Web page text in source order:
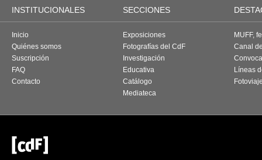
INSTITUCIONALES SECCIONES
Inicio
Quiénes somos
Suscripción
FAQ
Contacto
Exposiciones
Fotografías del CdF
Investigación
Educativa
Catálogo
Mediateca
MUFF,
Canal
Líneas